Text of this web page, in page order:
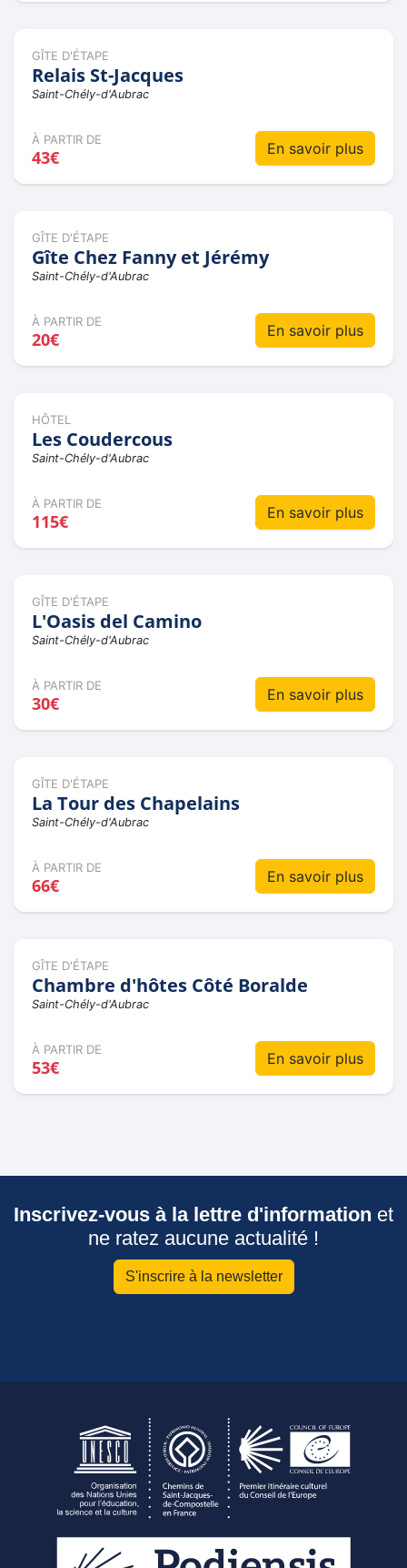
GÎTE D'ÉTAPE
Relais St-Jacques
Saint-Chély-d'Aubrac
À PARTIR DE
43€ En savoir plus
GÎTE D'ÉTAPE
Gîte Chez Fanny et Jérémy
Saint-Chély-d'Aubrac
À PARTIR DE
20€ En savoir plus
HÔTEL
Les Coudercous
Saint-Chély-d'Aubrac
À PARTIR DE
115€ En savoir plus
GÎTE D'ÉTAPE
L'Oasis del Camino
Saint-Chély-d'Aubrac
À PARTIR DE
30€ En savoir plus
GÎTE D'ÉTAPE
La Tour des Chapelains
Saint-Chély-d'Aubrac
À PARTIR DE
66€ En savoir plus
GÎTE D'ÉTAPE
Chambre d'hôtes Côté Boralde
Saint-Chély-d'Aubrac
À PARTIR DE
53€ En savoir plus
Inscrivez-vous à la lettre d'information et
ne ratez aucune actualité !
S'inscrire à la newsletter